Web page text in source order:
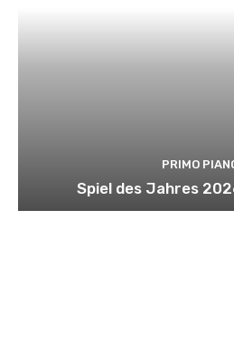
PRIMO
Spiel des Jahres